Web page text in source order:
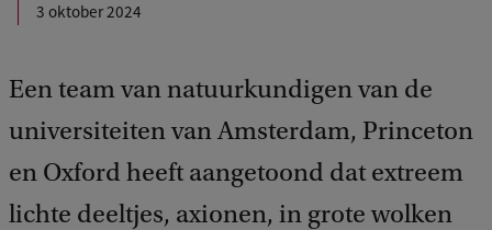
3 oktober 2024
Een team van natuurkundigen van de
universiteiten van Amsterdam, Princeton
en Oxford heeft aangetoond dat extreem
lichte deeltjes, axionen, in grote wolken